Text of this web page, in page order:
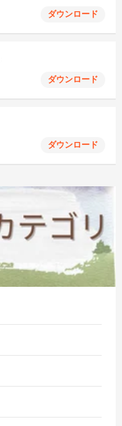
ダウンロード
ダウンロード
ダウンロード